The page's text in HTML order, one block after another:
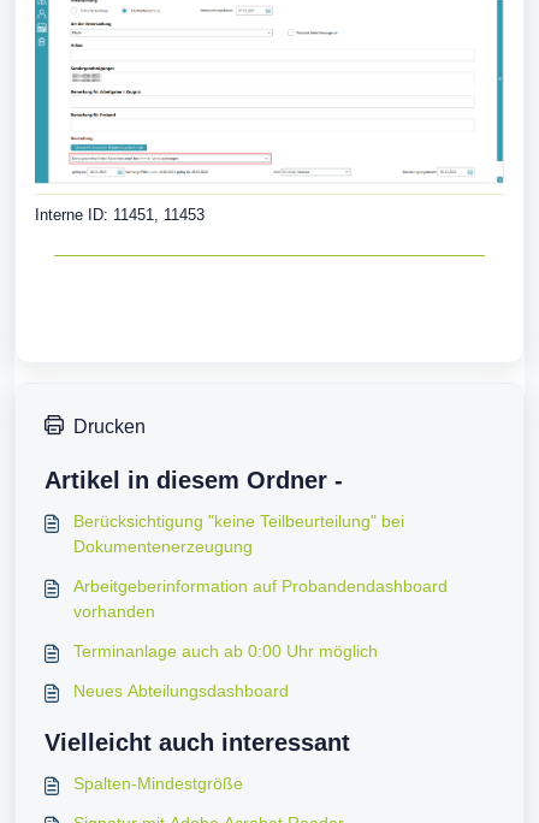
Interne ID: 11451, 11453
Drucken
Artikel in diesem Ordner -
Berücksichtigung "keine Teilbeurteilung" bei
Dokumentenerzeugung
Arbeitgeberinformation auf Probandendashboard
vorhanden
Terminanlage auch ab 0:00 Uhr möglich
Neues Abteilungsdashboard
Vielleicht auch interessant
Spalten-Mindestgröße